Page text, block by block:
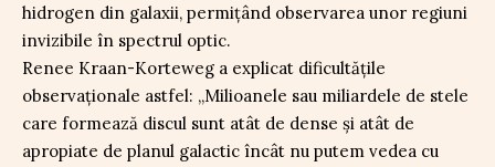
hidrogen din galaxii, permițând observarea unor regiuni
invizibile în spectrul optic.
Renee Kraan-Korteweg a explicat dificultățile
observaționale astfel: „Milioanele sau miliardele de stele
care formează discul sunt atât de dense și atât de
apropiate de planul galactic încât nu putem vedea cu